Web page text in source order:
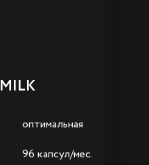
MILK
оптимальная
96 капсул/мес.